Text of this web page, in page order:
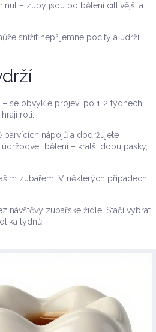
– zuby jsou po bělení citlivější a
snížit nepříjemné pocity a udrží
se obvykle projeví po 1‑2 týdnech.
roli.
nápojů a dodržujete
bělení – kratší dobu pásky,
zubařem. V některých případech
návštěvy zubařské židle. Stačí vybrat
týdnů.